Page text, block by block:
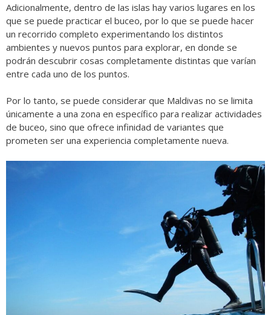
Adicionalmente, dentro de las islas hay varios lugares en los
que se puede practicar el buceo, por lo que se puede hacer
un recorrido completo experimentando los distintos
ambientes y nuevos puntos para explorar, en donde se
podrán descubrir cosas completamente distintas que varían
entre cada uno de los puntos.
Por lo tanto, se puede considerar que Maldivas no se limita
únicamente a una zona en específico para realizar actividades
de buceo, sino que ofrece infinidad de variantes que
prometen ser una experiencia completamente nueva.